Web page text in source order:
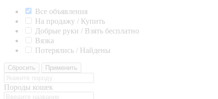
Все объявления
На продажу / Купить
Добрые руки / Взять бесплатно
Вязка
Потерялись / Найдены
Сбросить Применить
Породы кошек